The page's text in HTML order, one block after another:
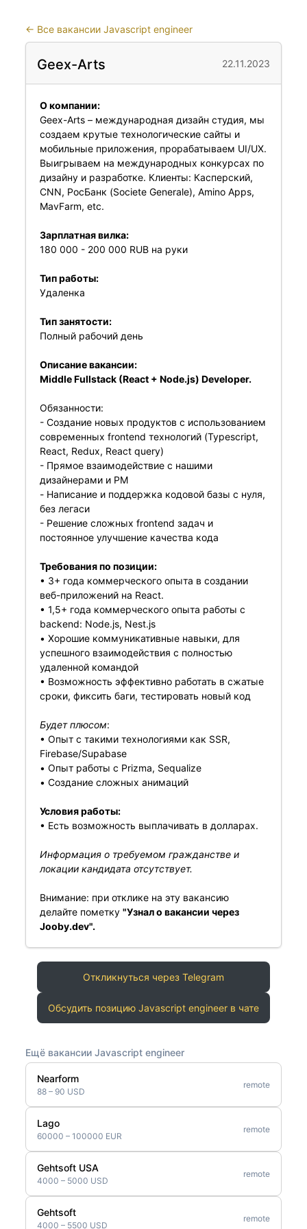
← Все вакансии Javascript engineer
Geex-Arts 22.11.2023
О компании:
Geex-Arts – международная дизайн студия, мы
создаем крутые технологические сайты и
мобильные приложения, прорабатываем UI/UX.
Выигрываем на международных конкурсах по
дизайну и разработке. Клиенты: Касперский,
CNN, РосБанк (Societe Generale), Amino Apps,
MavFarm, etc.
Зарплатная вилка:
180 000 - 200 000 RUB на руки
Тип работы:
Удаленка
Тип занятости:
Полный рабочий день
Описание вакансии:
Middle Fullstack (React + Node.js) Developer.
Обязанности:
- Создание новых продуктов с использованием
современных frontend технологий (Typescript,
React, Redux, React query)
- Прямое взаимодействие с нашими
дизайнерами и PM
- Написание и поддержка кодовой базы с нуля,
без легаси
- Решение сложных frontend задач и
постоянное улучшение качества кода
Требования по позиции:
• 3+ года коммерческого опыта в создании
веб-приложений на React.
• 1,5+ года коммерческого опыта работы с
backend: Node.js, Nest.js
• Хорошие коммуникативные навыки, для
успешного взаимодействия с полностью
удаленной командой
• Возможность эффективно работать в сжатые
сроки, фиксить баги, тестировать новый код
Будет плюсом:
• Опыт с такими технологиями как SSR,
Firebase/Supabase
• Опыт работы с Prizma, Sequalize
• Создание сложных анимаций
Условия работы:
• Есть возможность выплачивать в долларах.
Информация о требуемом гражданстве и
локации кандидата отсутствует.
Внимание: при отклике на эту вакансию
делайте пометку "Узнал о вакансии через
Jooby.dev".
Откликнуться через Telegram
Обсудить позицию Javascript engineer в чате
Ещё вакансии Javascript engineer
Nearform
88 – 90 USD
remote
Lago
60000 – 100000 EUR
remote
Gehtsoft USA
4000 – 5000 USD
remote
Gehtsoft
4000 – 5500 USD
remote